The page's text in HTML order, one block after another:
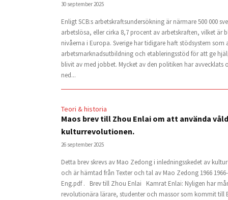
30 september 2025
Enligt SCB:s arbetskraftsundersökning är närmare 500 000
arbetslösa, eller cirka 8,7 procent av arbetskraften, vilket är
nivåerna i Europa. Sverige har tidigare haft stödsystem som
arbetsmarknadsutbildning och etableringsstöd för att ge
blivit av med jobbet. Mycket av den politiken har avvecklats
ned...
Teori & historia
Maos brev till Zhou Enlai om att använda
kulturrevolutionen.
26 september 2025
Detta brev skrevs av Mao Zedong i inledningsskedet av
och är hämtad från Texter och tal av Mao Zedong 1966
Eng.pdf . Brev till Zhou Enlai Kamrat Enlai: Nyligen har
revolutionära lärare, studenter och massor som kommit till